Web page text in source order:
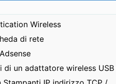
Wireless
di rete
un adattatore wireless